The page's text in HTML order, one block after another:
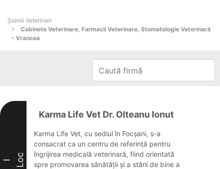
Șoimii Veterinari
Cabinete Veterinare, Farmacii Veterinare, Stomatologie Veterinară
- Vrancea
I Loc
Karma Life Vet Dr. Olteanu Ionut
Karma Life Vet, cu sediul în Focșani, s-a
consacrat ca un centru de referință pentru
îngrijirea medicală veterinară, fiind orientată
spre promovarea sănătății și a stării de bine a